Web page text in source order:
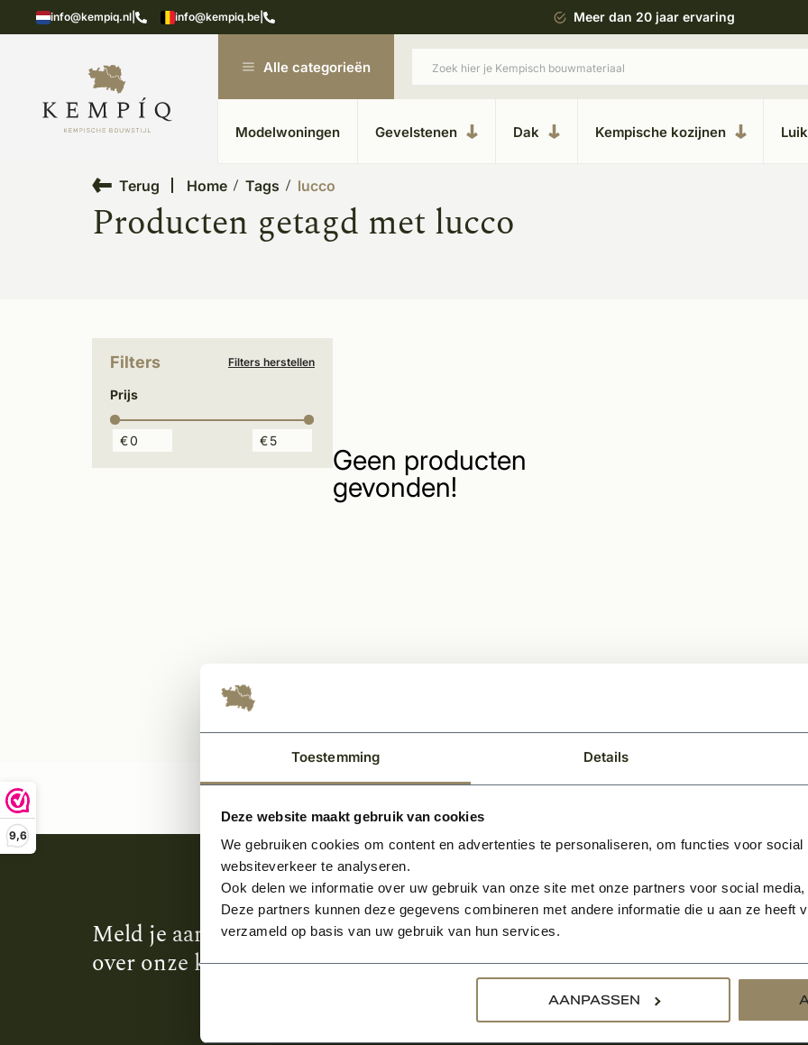
Toestemming Details
Deze website maakt gebruik van cookies
We gebruiken cookies om content en advertenties te personaliseren, om functies voor
websiteverkeer te analyseren.
Ook delen we informatie over uw gebruik van onze site met onze partners voor social
Deze partners kunnen deze gegevens combineren met andere informatie die u aan ze heeft
verzameld op basis van uw gebruik van hun services.
AANPASSEN
9,6
info@kempiq.nl info@kempiq.be
in kempische bouwstijl Meer dan 20 jaar ervaring Uitgebreide showroom in Kesteren
Alle categorieën
Modelwoningen Gevelstenen Dak Kempische kozijnen
Terug Home Tags lucco
Producten getagd met lucco
Filters Filters herstellen
Prijs
€ €
Geen producten
gevonden!
Meld je aan en ontvang het laatste nieuws
over onze kempische bouwstijl!